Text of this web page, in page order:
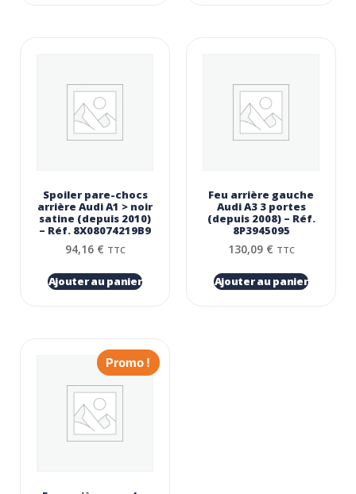
Spoiler pare-chocs
arrière Audi A1 > noir
satine (depuis 2010)
– Réf. 8X08074219B9
94,16 € TTC
Ajouter au panier
Feu arrière gauche
Audi A3 3 portes
(depuis 2008) – Réf.
8P3945095
130,09 € TTC
Ajouter au panier
Promo !